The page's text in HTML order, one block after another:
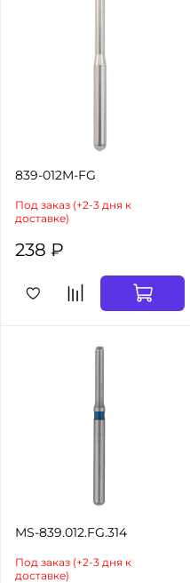
839-012M-FG
Под заказ (+2-3 дня к
доставке)
238 ₽
MS-839.012.FG.314
Под заказ (+2-3 дня к
доставке)